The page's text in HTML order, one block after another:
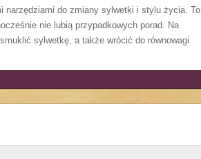
narzędziami do zmiany sylwetki i stylu życia. To
nie lubią przypadkowych porad. Na
sylwetkę, a także wrócić do równowagi